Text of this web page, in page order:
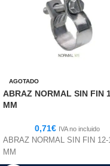
AGOTADO
ABRAZ NORMAL SIN FIN
MM
0,71€ IVA no incluido
ABRAZ NORMAL SIN FIN 12-
MM